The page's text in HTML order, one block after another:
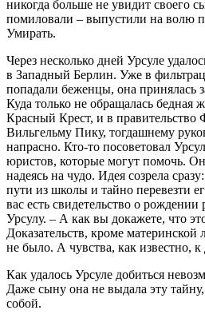
никогда больше не увидит своего
помиловали – выпустили на волю
Умирать.
Через несколько дней Урсуле
в Западный Берлин. Уже в
попадали беженцы, она принялась
Куда только не обращалась
Красный Крест, и в правительство
Вильгельму Пику, тогдашнему
напрасно. Кто-то посоветовал
юристов, которые могут помочь.
надеясь на чудо. Идея созрела
пути из школы и тайно перевезти
вас есть свидетельство о рождении
Урсулу. – А как вы докажете, что
Доказательств, кроме
не было. А чувства, как известно,
Как удалось Урсуле добиться
Даже сыну она не выдала эту
собой.